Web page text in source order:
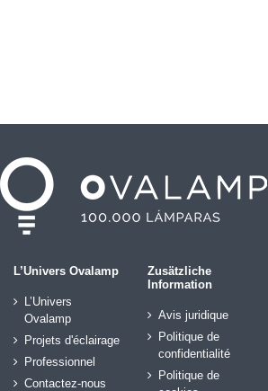
L’Univers Ovalamp
L’Univers
Ovalamp
Projets d'éclairage
Professionnel
Contactez-nous
Zusätzliche
Information
Avis juridique
Politique de
confidentialité
Politique de